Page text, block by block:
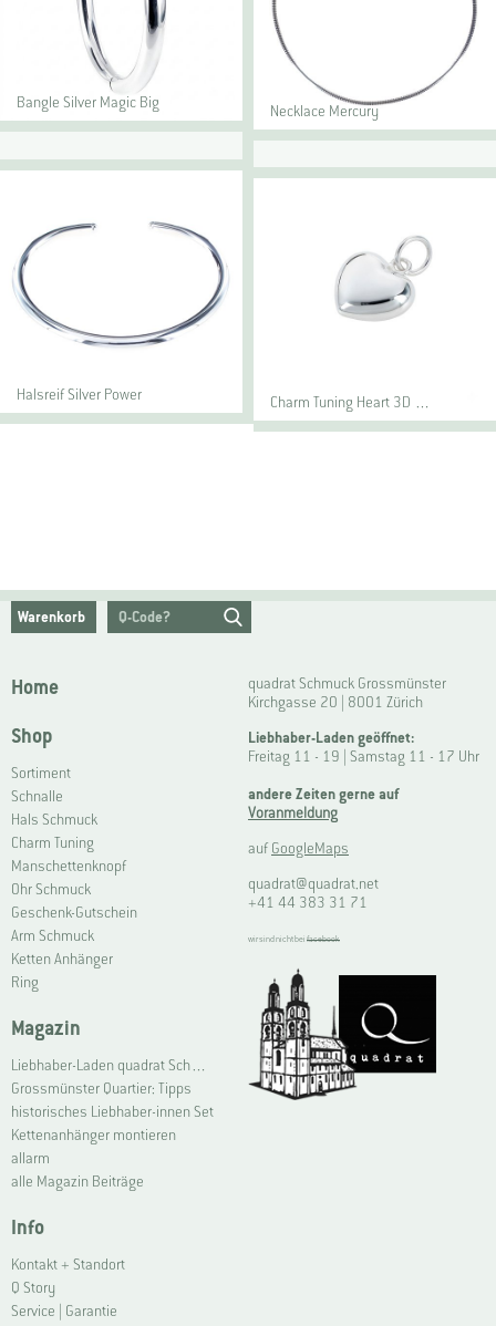
Bangle Silver Magic Big
Necklace Mercury
Halsreif Silver Power Charm Tuning Heart 3D …
Warenkorb
Home
Shop
Sortiment
Schnalle
Hals Schmuck
Charm Tuning
Manschettenknopf
Ohr Schmuck
Geschenk-Gutschein
Arm Schmuck
Ketten Anhänger
Ring
Magazin
Liebhaber-Laden quadrat Schmuck Grossmünster | Connoisseur Shop quadrat jewellery Grossmünster
Grossmünster Quartier: Tipps
historisches Liebhaber-innen Set
Kettenanhänger montieren
allarm
alle Magazin Beiträge
Info
Kontakt + Standort
Q Story
Service | Garantie
quadrat Schmuck Grossmünster
Kirchgasse 20 | 8001 Zürich
Liebhaber-Laden geöffnet:
Freitag 11 - 19 | Samstag 11 - 17 Uhr
andere Zeiten gerne auf
Voranmeldung
auf GoogleMaps
quadrat@quadrat.net
+41 44 383 31 71
wir sind nicht bei facebook